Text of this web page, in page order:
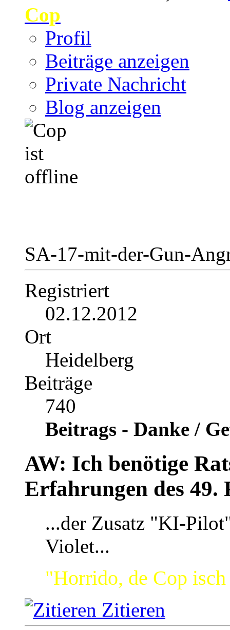
Cop
Profil
Beiträge anzeigen
Private Nachricht
Blog anzeigen
SA-17-mit-der-Gun-
Registriert
02.12.2012
Ort
Heidelberg
Beiträge
740
Beitrags - Danke /
AW: Ich benötige
Erfahrungen des 49.
...der Zusatz "KI-
Violet...
"Horrido, de Cop
Zitieren